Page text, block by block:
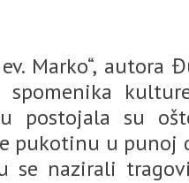
Marko“,
postojala su
pukotinu u
se nazirali